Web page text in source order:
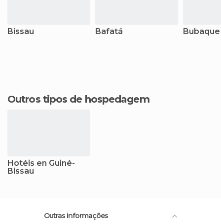
Bissau Bafatá Bubaque
Outros tipos de hospedagem
Hotéis en Guiné-
Bissau
Outras informações